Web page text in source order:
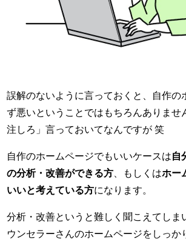
誤解のないように言っておくと、自作の
ず悪いということではもちろんありませ
注しろ」言っておいてなんですが 笑
自作のホームページでもいいケースは自
の分析・改善ができる方 、もしくはホー
いいと考えている方になります。
分析・改善というと難しく聞こえてしま
ウンセラーさんのホームページをしっか